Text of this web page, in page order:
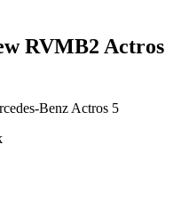
RVMB2 Actros
Benz Actros 5